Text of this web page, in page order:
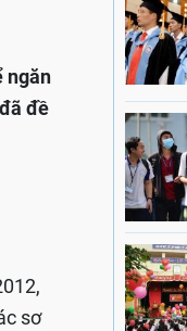
ngăn
đề
sơ